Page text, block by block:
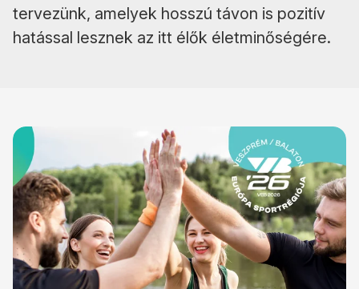
tervezünk, amelyek hosszú távon is pozitív
hatással lesznek az itt élők életminőségére.